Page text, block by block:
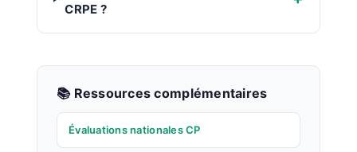
CRPE ?
📚 Ressources complémentaires
Évaluations nationales CP